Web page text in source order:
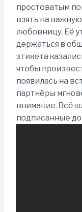
простоватым
взять на
любовницу. Её
держаться в
этикета
чтобы
появилась на
партнёры
внимание. Всё
подписанные